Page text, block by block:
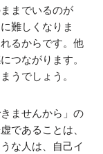
までいるのが
難しくなりま
るからです。他
つながります。
うでしょう。
ませんから」の
であることは、
な人は、自己イ